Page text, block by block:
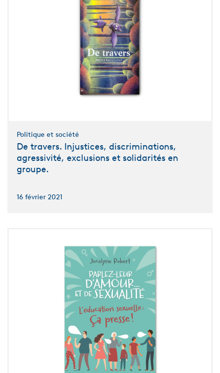
Politique et société
De travers. Injustices, discriminations,
agressivité, exclusions et solidarités en
groupe.
16 février 2021